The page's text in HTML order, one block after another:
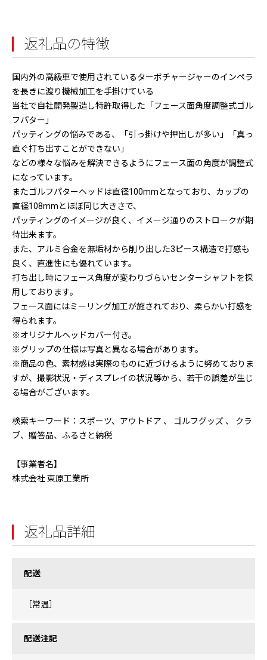
返礼品の特徴
国内外の高級車で使用されているターボチャージャーのインペラ
を長きに渡り機械加工を手掛けている
当社で自社開発製造し特許取得した「フェース面角度調整式ゴル
フパター」
パッティングの悩みである、「引っ掛けや押出しが多い」「真っ
直ぐ打ち出すことができない」
などの様々な悩みを解決できるようにフェース面の角度が調整式
になっています。
またゴルフパターヘッドは直径100mmとなっており、カップの
直径108mmとほぼ同じ大きさで、
パッティングのイメージが良く、イメージ通りのストロークが期
待出来ます。
また、アルミ合金を無垢材から削り出した3ピース構造で打感も
良く、直進性にも優れています。
打ち出し時にフェース角度が変わりづらいセンターシャフトを採
用しております。
フェース面にはミーリング加工が施されており、柔らかい打感を
得られます。
※オリジナルヘッドカバー付き。
※グリップの仕様は写真と異なる場合があります。
※商品の色、素材感は実際のものに近づけるように努めておりま
すが、撮影状況・ディスプレイの状況等から、若干の誤差が生じ
る場合がございます。
検索キーワード：スポーツ、アウトドア 、 ゴルフグッズ 、 クラ
ブ、贈答品、ふるさと納税
【事業者名】
株式会社 東原工業所
返礼品詳細
配送
［常温］
配送注記